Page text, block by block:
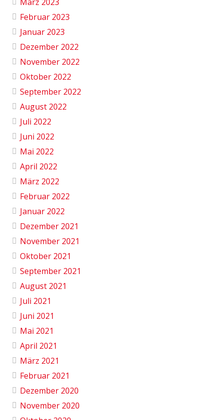
Februar 2023
Januar 2023
Dezember 2022
November 2022
Oktober 2022
September 2022
August 2022
Juli 2022
Juni 2022
Mai 2022
April 2022
März 2022
Februar 2022
Januar 2022
Dezember 2021
November 2021
Oktober 2021
September 2021
August 2021
Juli 2021
Juni 2021
Mai 2021
April 2021
März 2021
Februar 2021
Dezember 2020
November 2020